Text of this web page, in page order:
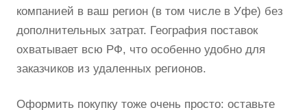
компанией в ваш регион (в том числе в Уфе) без
дополнительных затрат. География поставок
охватывает всю РФ, что особенно удобно для
заказчиков из удаленных регионов.
Оформить покупку тоже очень просто: оставьте